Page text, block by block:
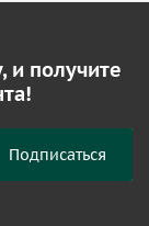
и получите